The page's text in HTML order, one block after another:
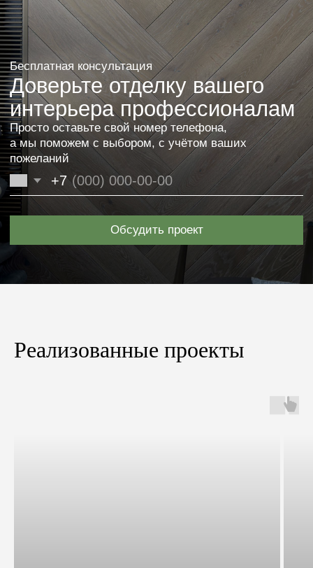
Реализованные проекты
Хотите также? Оставьте заявку или свяжитесь
с нами. Мы поможем в выборе, исходя из ваших
пожеланий и бюджета.
Оставить заявку